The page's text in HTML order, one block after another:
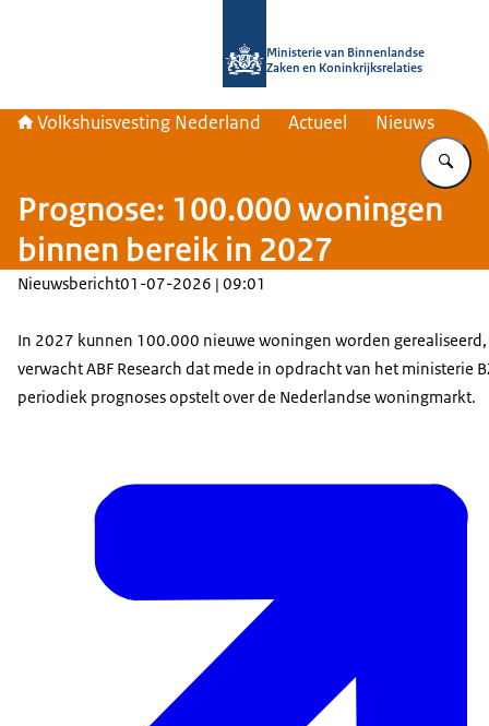
Ministerie van Binnenlandse
Zaken en Koninkrijksrelaties
Volkshuisvesting Nederland Actueel Nieuws
Prognose: 100.000 woningen
binnen bereik in 2027
Nieuwsbericht01-07-2026 | 09:01
In 2027 kunnen 100.000 nieuwe woningen worden gerealiseerd,
verwacht ABF Research dat mede in opdracht van het ministerie
periodiek prognoses opstelt over de Nederlandse woningmarkt.